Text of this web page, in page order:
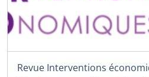
Revue Interventions